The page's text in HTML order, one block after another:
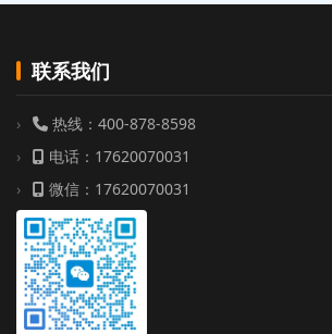
联系我们
热线：400-878-8598
电话：17620070031
微信：17620070031